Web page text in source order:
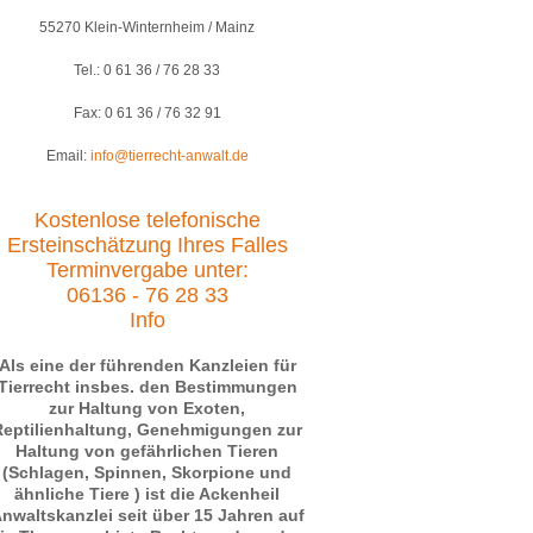
55270 Klein-Winternheim / Mainz
Tel.: 0 61 36 / 76 28 33
Fax: 0 61 36 / 76 32 91
Email: info@tierrecht-anwalt.de
Kostenlose telefonische
Ersteinschätzung Ihres Falles
Terminvergabe unter:
06136 - 76 28 33
Info
eine der führenden Kanzleien für
insbes. den Bestimmungen
zur Haltung von Exoten,
Genehmigungen zur
Haltung von gefährlichen Tieren
(Schlagen, Spinnen, Skorpione und
ähnliche Tiere ) ist die Ackenheil
seit über 15 Jahren auf